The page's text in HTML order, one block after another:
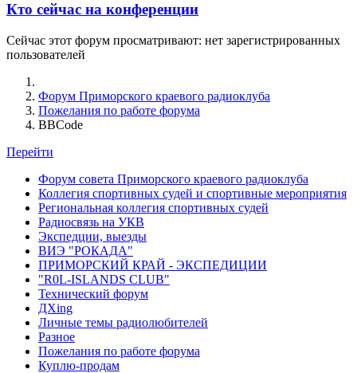
Кто сейчас на конференции
Сейчас этот форум просматривают: нет зарегистрированных
пользователей
Форум Приморского краевого радиоклуба
Пожелания по работе форума
BBCode
Перейти
Форум совета Приморского краевого радиоклуба
Коллегия спортивных судей и спортивные мероприятия
Региональная коллегия спортивных судей
Радиосвязь на УКВ
Экспедции, выезды
ВИЭ "РОКАДА"
ПРИМОРСКИЙ КРАЙ - ЭКСПЕДИЦИИ
"R0L-ISLANDS CLUB"
Технический форум
ДХing
Личные темы радиолюбителей
Разное
Пожелания по работе форума
Куплю-продам